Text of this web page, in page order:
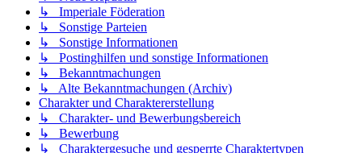
↳ Imperiale Föderation
↳ Sonstige Parteien
↳ Sonstige Informationen
↳ Postinghilfen und sonstige Informationen
↳ Bekanntmachungen
↳ Alte Bekanntmachungen (Archiv)
Charakter und Charaktererstellung
↳ Charakter- und Bewerbungsbereich
↳ Bewerbung
↳ Charaktergesuche und gesperrte Charaktertypen